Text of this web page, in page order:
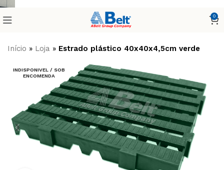
0
Início » Loja » Estrado plástico 40x40x4,5cm verde
INDISPONIVEL / SOB
ENCOMENDA